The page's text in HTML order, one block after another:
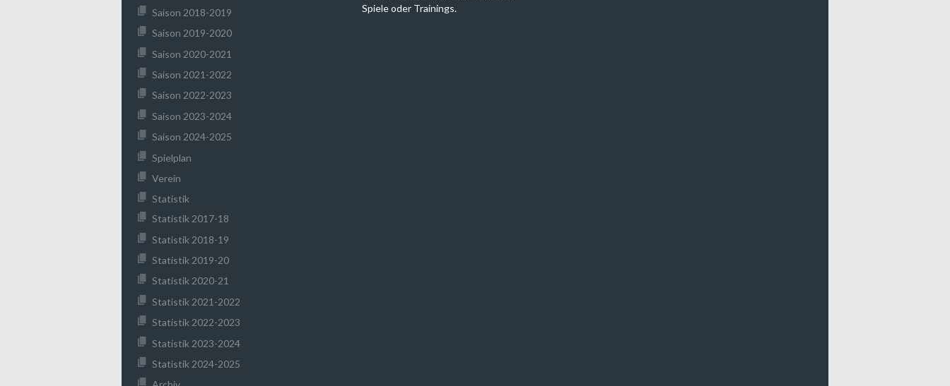
Saison 2018-2019
Saison 2019-2020
Saison 2020-2021
Saison 2021-2022
Saison 2022-2023
Saison 2023-2024
Saison 2024-2025
Spielplan
Verein
Statistik
Statistik 2017-18
Statistik 2018-19
Statistik 2019-20
Statistik 2020-21
Statistik 2021-2022
Statistik 2022-2023
Statistik 2023-2024
Statistik 2024-2025
Spiele oder Trainings.